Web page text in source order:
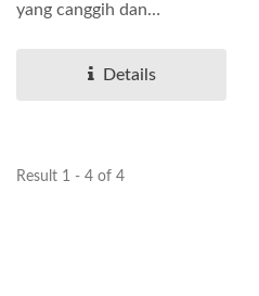
yang canggih dan
Details
Result 1 - 4 of 4